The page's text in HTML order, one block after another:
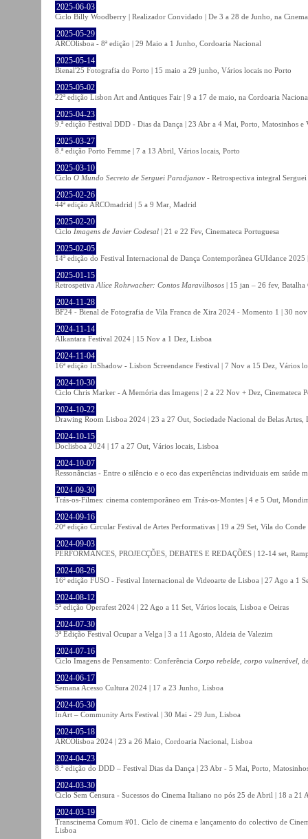
2025-06-03
Ciclo Billy Woodberry | Realizador Convidado | De 3 a 28 de Junho, na
2025-05-29
ARCOlisboa - 8ª edição | 29 Maio a 1 Junho, Cordoaria Nacional
2025-05-14
Bienal'25 Fotografia do Porto | 15 maio a 29 junho, Vários locais no Porto
2025-05-02
22ª edição Lisbon Art and Antiques Fair | 9 a 17 de maio, na Cordoaria
2025-04-23
9.ª edição Festival DDD - Dias da Dança | 23 Abr a 4 Mai, Porto, Matosinhos e
2025-03-27
8.ª edição Porto Femme | 7 a 13 Abril, Vários locais, Porto
2025-03-10
Ciclo O Mundo Secreto de Serguei Paradjanov - Retrospectiva integral
2025-02-26
44ª edição ARCOmadrid | 5 a 9 Mar, Madrid
2025-02-20
Ciclo Imagens de Javier Codesal | 21 e 22 Fev, Cinemateca Portuguesa
2025-02-05
14ª edição do Festival Internacional de Dança Contemporânea GUIdance 2025
2025-01-15
Retrospetiva Alice Rohrwacher: Contos Maravilhosos | 15 jan – 26 fev, Batalha
2024-11-28
BF24 - Bienal de Fotografia de Vila Franca de Xira 2024 - Momento 1 | 30
2024-11-14
Alkantara Festival 2024 | 15 Nov a 1 Dez, Lisboa
2024-11-04
16ª edição InShadow - Lisbon Screendance Festival | 7 Nov a 15 Dez, Vários
2024-10-30
Ciclo Chris Marker - A Memória das Imagens | 2 a 22 Nov + Dez, Cinemateca
2024-10-22
Drawing Room Lisboa 2024 | 23 a 27 Out, Sociedade Nacional de Belas Artes,
2024-10-15
Doclisboa 2024 | 17 a 27 Out, Vários locais, Lisboa
2024-10-07
Ressonâncias - Entre o silêncio e o eco das experiências individuais em
2024-09-30
Trás-os-Filmes: cinema contemporâneo em Trás-os-Montes | 4 e 5 Out,
2024-09-16
20ª edição Circular Festival de Artes Performativas | 19 a 29 Set, Vila do Conde
2024-09-03
PERFORMANCES, PROJECÇÕES, DEBATES E REDAÇÕES | 12-14 set,
2024-08-26
16ª edição FUSO - Festival Internacional de Videoarte de Lisboa | 27 Ago a 1
2024-08-12
5ª edição Operafest 2024 | 22 Ago a 11 Set, Vários locais, Lisboa e Oeiras
2024-07-30
3ª Edição Festival Ocupar a Velga | 3 a 11 Agosto, Aldeia de Valezim
2024-07-16
Ciclo Imagens de Pensamento: Conferência Corpo rebelde, corpo vulnerável ,
2024-06-17
Semana Acesso Cultura 2024 | 17 a 23 Junho, Lisboa
2024-05-30
InArt – Community Arts Festival | 30 Mai - 29 Jun, Lisboa
2024-05-18
ARCOlisboa 2024 | 23 a 26 Maio, Cordoaria Nacional, Lisboa
2024-04-23
8.ª edição do DDD – Festival Dias da Dança | 23 Abr - 5 Mai, Porto,
2024-03-30
Ciclo Sem Censura - Sucessos do Cinema Italiano no pós 25 de Abril | 18 a
2024-03-19
Transcinema Comum #01. Ciclo de cinema e lançamento do colectivo de
Lisboa